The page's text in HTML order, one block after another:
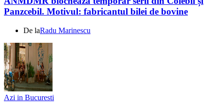
Panzcebil. Motivul: fabricantul bilei de bovine
De laRadu Marinescu
Azi in Bucuresti